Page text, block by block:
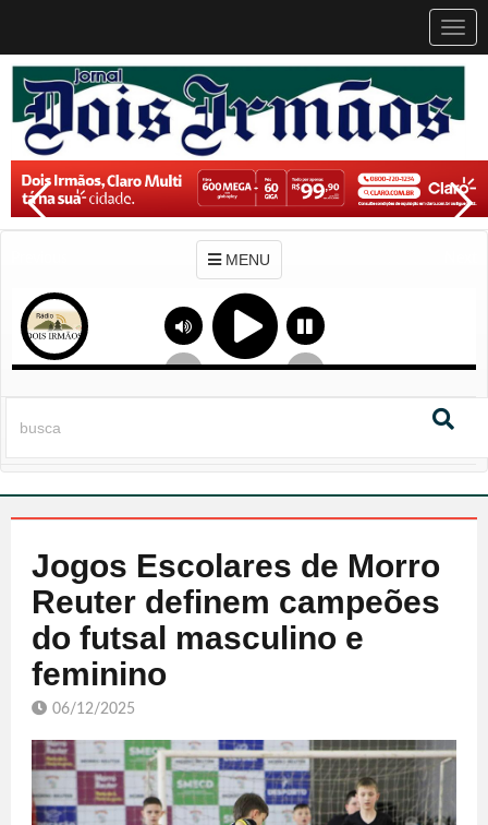
MENU
Jogos Escolares de Morro
Reuter definem campeões
do futsal masculino e
feminino
06/12/2025